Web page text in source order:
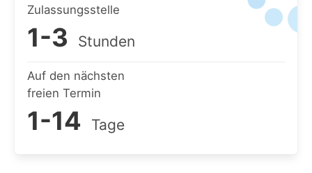
Zulassungsstelle
1-3 Stunden
Auf den nächsten
freien Termin
1-14 Tage